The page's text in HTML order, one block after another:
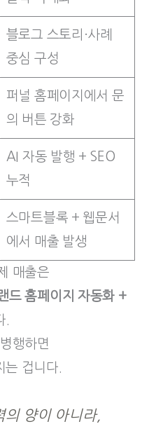
블로그 스토리·사례
중심 구성
퍼널 홈페이지에서 문
의 버튼 강화
AI 자동 발행 + SEO
누적
스마트블록 + 웹문서
에서 매출 발생
매출은
드 홈페이지 자동화 +
.
행하면
는 겁니다.
의 양이 아니라,